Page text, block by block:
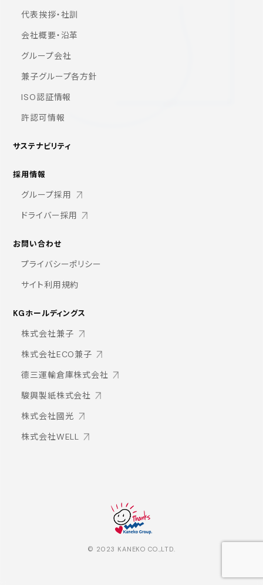
代表挨拶・社訓
会社概要・沿革
グループ会社
兼子グループ各方針
ISO認証情報
許認可情報
サステナビリティ
採用情報
グループ採用
ドライバー採用
お問い合わせ
プライバシーポリシー
サイト利用規約
KGホールディングス
株式会社兼子
株式会社ECO兼子
德三運輸倉庫株式会社
駿興製紙株式会社
株式会社國光
株式会社WELL
© 2023 KANEKO CO.,LTD.